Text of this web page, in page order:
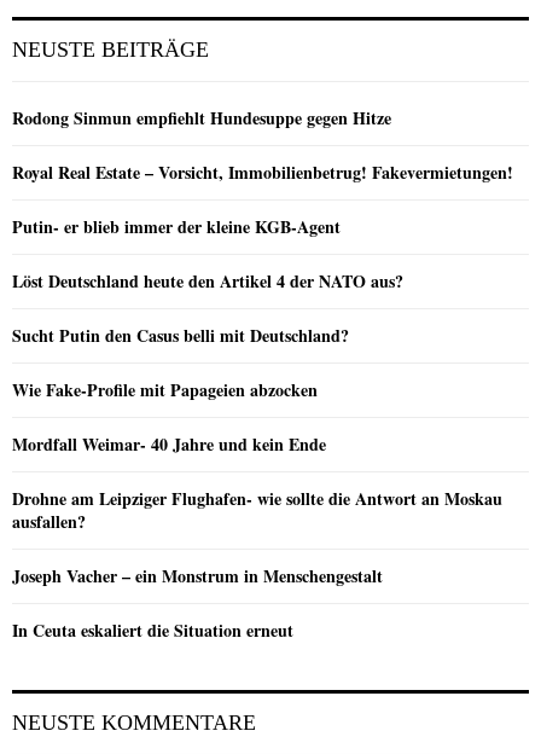
NEUSTE BEITRÄGE
Rodong Sinmun empfiehlt Hundesuppe gegen Hitze
Royal Real Estate – Vorsicht, Immobilienbetrug! Fakevermietungen!
Putin- er blieb immer der kleine KGB-Agent
Löst Deutschland heute den Artikel 4 der NATO aus?
Sucht Putin den Casus belli mit Deutschland?
Wie Fake-Profile mit Papageien abzocken
Mordfall Weimar- 40 Jahre und kein Ende
Drohne am Leipziger Flughafen- wie sollte die Antwort an Moskau
ausfallen?
Joseph Vacher – ein Monstrum in Menschengestalt
In Ceuta eskaliert die Situation erneut
NEUSTE KOMMENTARE